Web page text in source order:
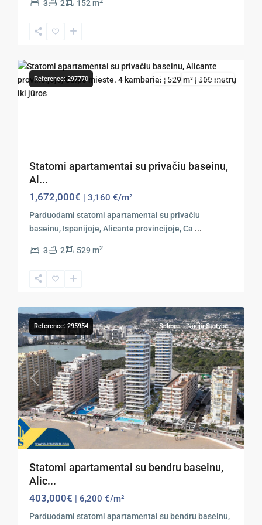
3 2 152 m
Reference: 297770 Sales Nauja Statyba
Statomi apartamentai su privačiu baseinu,
Al...
1,672,000€ | 3,160 €/m²
Parduodami statomi apartamentai su privačiu
baseinu, Ispanijoje, Alicante provincijoje, Ca ...
3 2 529 m2
Previous Next
Reference: 295954 Sales Nauja Statyba
Statomi apartamentai su bendru baseinu,
Alic...
403,000€ | 6,200 €/m²
Parduodami statomi apartamentai su bendru baseinu,